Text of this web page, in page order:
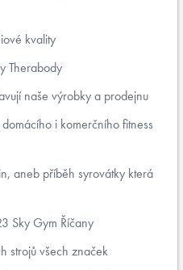
kvality
Therabody
naše výrobky a prodejnu
i komerčního fitness
aneb příběh syrovátky která
Sky Gym Říčany
strojů všech značek